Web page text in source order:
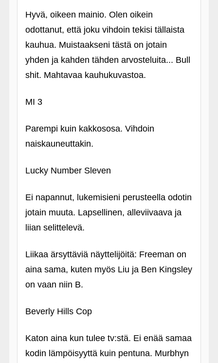
Hyvä, oikeen mainio. Olen oikein
odottanut, että joku vihdoin tekisi tällaista
kauhua. Muistaakseni tästä on jotain
yhden ja kahden tähden arvosteluita... Bull
shit. Mahtavaa kauhukuvastoa.
MI 3
Parempi kuin kakkososa. Vihdoin
naiskauneuttakin.
Lucky Number Sleven
Ei napannut, lukemisieni perusteella odotin
jotain muuta. Lapsellinen, alleviivaava ja
liian selittelevä.
Liikaa ärsyttäviä näyttelijöitä: Freeman on
aina sama, kuten myös Liu ja Ben Kingsley
on vaan niin B.
Beverly Hills Cop
Katon aina kun tulee tv:stä. Ei enää samaa
kodin lämpöisyyttä kuin pentuna. Murbhyn